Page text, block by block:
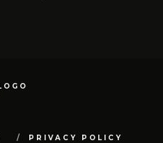
PRIVACY POLICY